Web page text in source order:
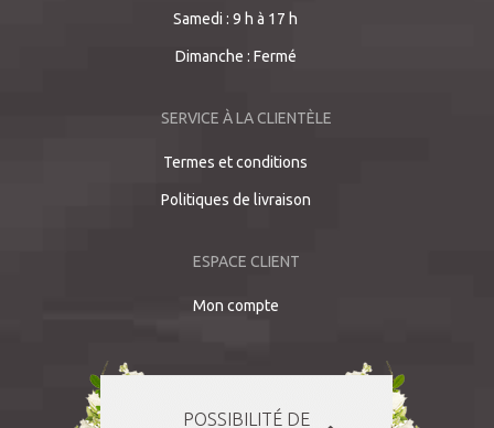
Samedi : 9 h à 17 h
Dimanche : Fermé
SERVICE À LA CLIENTÈLE
Termes et conditions
Politiques de livraison
ESPACE CLIENT
Mon compte
POSSIBILITÉ DE